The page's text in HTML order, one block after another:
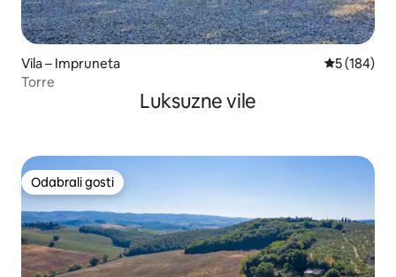
Vila – Impruneta Prosječna
5 (184)
Torre
Luksuzne vile
Odabrali gosti
Odabrali gosti